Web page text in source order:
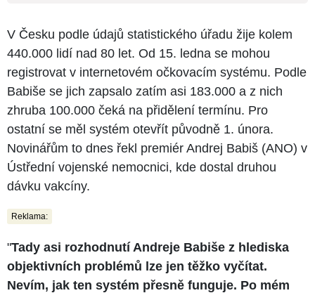
V Česku podle údajů statistického úřadu žije kolem
440.000 lidí nad 80 let. Od 15. ledna se mohou
registrovat v internetovém očkovacím systému. Podle
Babiše se jich zapsalo zatím asi 183.000 a z nich
zhruba 100.000 čeká na přidělení termínu. Pro
ostatní se měl systém otevřít původně 1. února.
Novinářům to dnes řekl premiér Andrej Babiš (ANO) v
Ústřední vojenské nemocnici, kde dostal druhou
dávku vakcíny.
Reklama:
"Tady asi rozhodnutí Andreje Babiše z hlediska
objektivních problémů lze jen těžko vyčítat.
Nevím, jak ten systém přesně funguje. Po mém